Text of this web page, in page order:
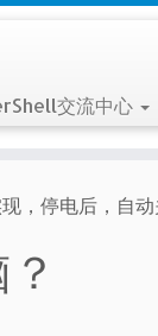
交流中心
，停电后，自动